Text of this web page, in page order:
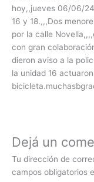
hoy,,jueves 06/06/
16 y 18.,,,Dos
por la calle
con gran
dieron aviso a la
la unidad 16
Dejá un
Tu dirección de
campos obligatorios